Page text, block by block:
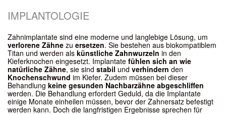
IMPLANTOLOGIE
Zahnimplantate sind eine moderne und langlebige Lösung, um
verlorene Zähne zu ersetzen. Sie bestehen aus biokompatiblem
Titan und werden als künstliche Zahnwurzeln in den
Kieferknochen eingesetzt. Implantate fühlen sich an wie
natürliche Zähne, sie sind stabil und verhindern den
Knochenschwund im Kiefer. Zudem müssen bei dieser
Behandlung keine gesunden Nachbarzähne abgeschliffen
werden. Die Behandlung erfordert Geduld, da die Implantate
einige Monate einheilen müssen, bevor der Zahnersatz befestigt
werden kann. Doch die langfristigen Ergebnisse sprechen für